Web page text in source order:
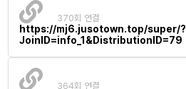
https://mj6.jusotown.top/super/?
JoinID=info_1&DistributionID=79
370회 연결
364회 연결